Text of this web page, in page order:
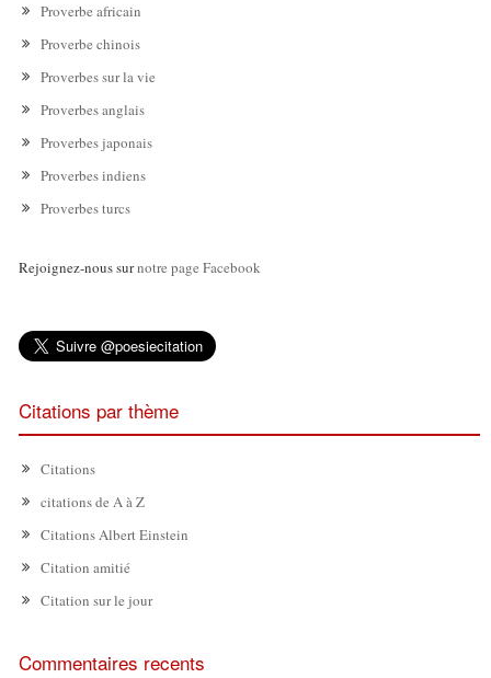
Proverbe africain
Proverbe chinois
Proverbes sur la vie
Proverbes anglais
Proverbes japonais
Proverbes indiens
Proverbes turcs
Rejoignez-nous surnotre page Facebook
Citations par thème
Citations
citations de A à Z
Citations Albert Einstein
Citation amitié
Citation sur le jour
Commentaires recents